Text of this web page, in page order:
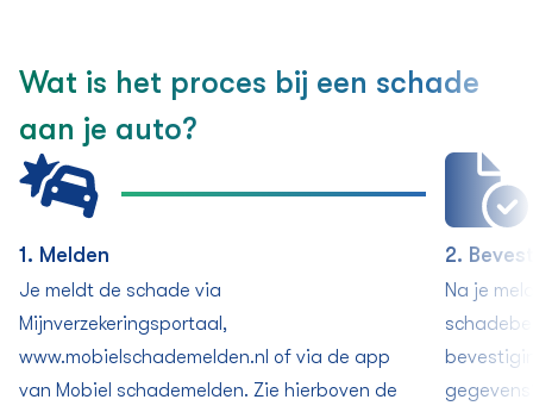
Wat is het proces bij een schade
aan je auto?
1. Melden
Je meldt de schade via
Mijnverzekeringsportaal,
www.mobielschademelden.nl of via de app
van Mobiel schademelden. Zie hierboven de
2.
Na je